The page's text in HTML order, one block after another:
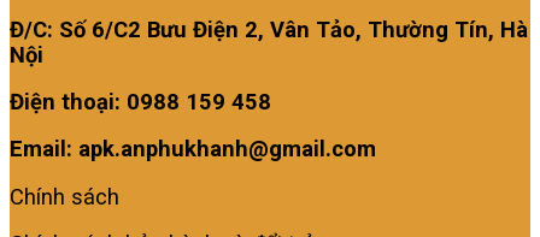
Đ/C: Số 6/C2 Bưu Điện 2, Vân Tảo, Thường Tín, Hà
Nội
Điện thoại: 0988 159 458
Email: apk.anphukhanh@gmail.com
Chính sách